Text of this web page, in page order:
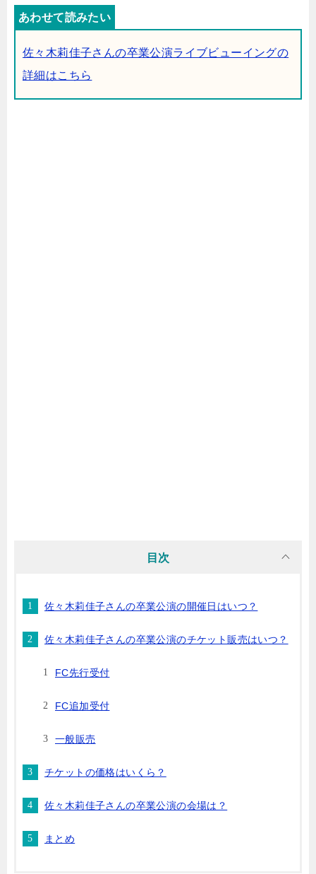
佐々木莉佳子さんの卒業公演ライブビューイングの
詳細はこちら
目次
佐々木莉佳子さんの卒業公演の開催日はいつ？
佐々木莉佳子さんの卒業公演のチケット販売はいつ？
FC先行受付
FC追加受付
一般販売
チケットの価格はいくら？
佐々木莉佳子さんの卒業公演の会場は？
まとめ